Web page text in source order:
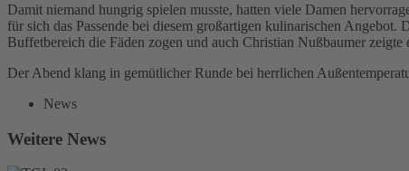
Damit niemand hungrig spielen musste, hatten viele Damen
für sich das Passende bei diesem großartigen kulinarischen
Buffetbereich die Fäden zogen und auch Christian Nußbaumer zeigte
Der Abend klang in gemütlicher Runde bei herrlichen
News
Weitere News